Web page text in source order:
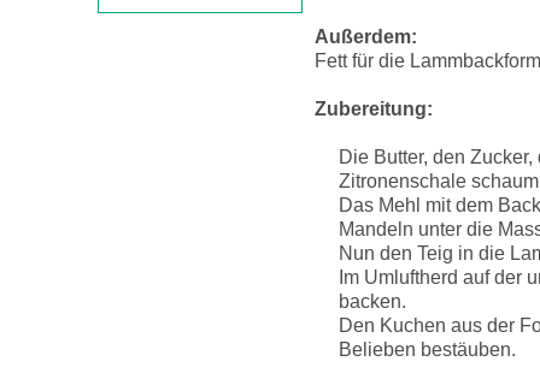
Außerdem:
Fett für die Lammbackform
Zubereitung:
Die Butter, den
Zitronenschale
Das Mehl mit dem
Mandeln unter die
Nun den Teig in die
Im Umluftherd auf der
backen.
Den Kuchen aus der
Belieben bestäuben.